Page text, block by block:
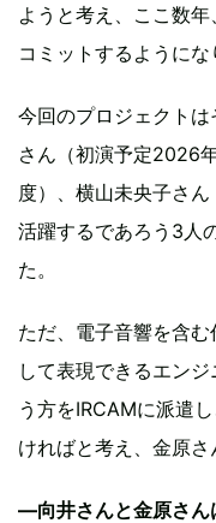
ようと考え、ここ数
コミットするようにな
今回のプロジェクト
さん（初演予定2026
度）、横山未央子さ
活躍するであろう3人
た。
ただ、電子音響を含
して表現できるエン
う方をIRCAMに派遣
ければと考え、金原さ
―向井さんと金原さん